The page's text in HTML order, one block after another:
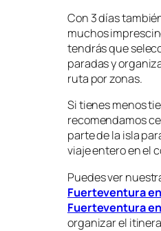
Con 3 días
muchos
tendrás que
paradas y
ruta por zonas.
Si tienes menos
recomendamos
parte de la isla
viaje entero en el
Puedes ver
Fuerteventura
Fuerteventura
organizar el